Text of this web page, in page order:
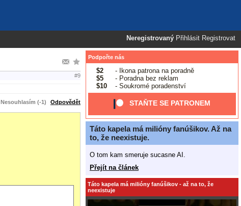
Neregistrovaný Přihlásit Registrovat
#9
Nesouhlasím (-1) Odpovědět
Podpořte nás
$2
- Ikona patrona na poradně
$5
- Poradna bez reklam
$10
- Soukromé poradenství
STAŇTE SE PATRONEM
Táto kapela má milióny fanúšikov. Až na
to, že neexistuje.
O tom kam smeruje sucasne AI.
Přejít na článek
Táto kapela má milióny fanúšikov - až na to, že
neexistuje